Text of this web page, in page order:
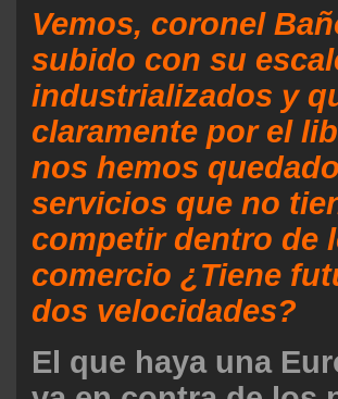
Vemos, coronel
subido con su
industrializados y
claramente por el
nos hemos
servicios que no
competir dentro de
comercio ¿Tiene
dos velocidades?
El que haya una